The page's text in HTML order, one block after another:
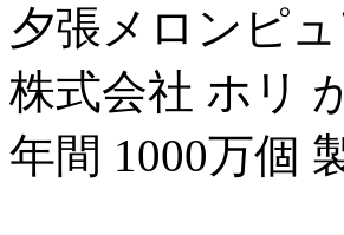
夕張メロンピ
株式会社 ホリ
年間 1000万個